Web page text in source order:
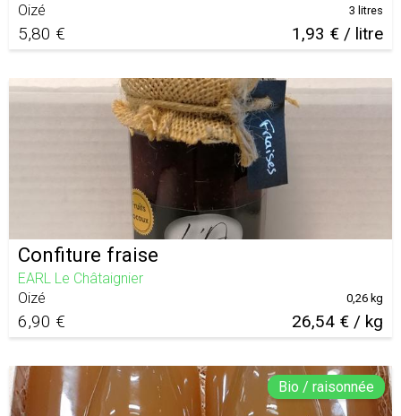
Oizé
5,80 € 1,93 € / litre
3 litres
Confiture fraise
EARL Le Châtaignier
Oizé
6,90 € 26,54 € / kg
0,26 kg
Bio / raisonnée